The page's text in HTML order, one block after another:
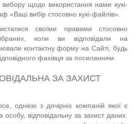
щодо використання нами кукі-
«Ваш вибір стосовно кукі-файлів».
своїми правами стосовно
коли ви відповідали на
контактну форму на Сайті, будь
фахівця за посиланням
ЗА ЗАХИСТ
однією з дочірніх компаній якої є
відповідальну за захист даних.